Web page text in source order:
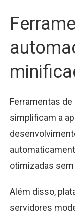
Ferramentas
simplificam a
otimizadas
Além disso,
servidores